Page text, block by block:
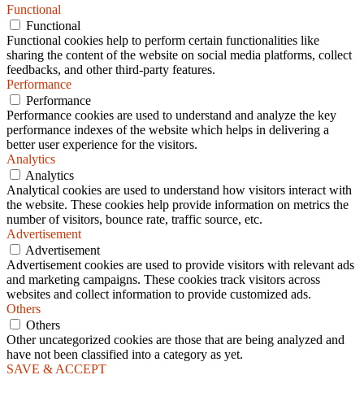
Functional
Functional
Functional cookies help to perform certain functionalities like
sharing the content of the website on social media platforms, collect
feedbacks, and other third-party features.
Performance
Performance
Performance cookies are used to understand and analyze the key
performance indexes of the website which helps in delivering a
better user experience for the visitors.
Analytics
Analytics
Analytical cookies are used to understand how visitors interact with
the website. These cookies help provide information on metrics the
number of visitors, bounce rate, traffic source, etc.
Advertisement
Advertisement
Advertisement cookies are used to provide visitors with relevant ads
and marketing campaigns. These cookies track visitors across
websites and collect information to provide customized ads.
Others
Others
Other uncategorized cookies are those that are being analyzed and
have not been classified into a category as yet.
SAVE & ACCEPT